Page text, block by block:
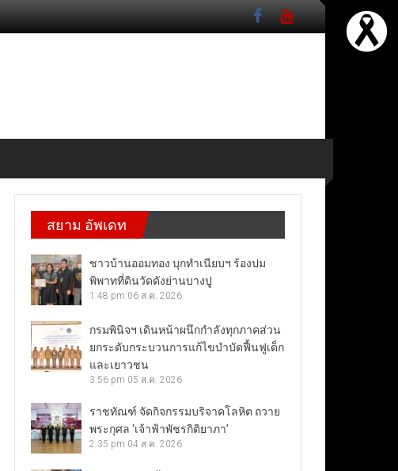
สยาม อัพเดท
ชาวบ้านออมทอง บุกทำเนียบฯ ร้องปม
พิพาทที่ดินวัดดังย่านบางปู
1:48 pm 06 ส.ค. 2026
กรมพินิจฯ เดินหน้าผนึกกำลังทุกภาคส่วน
ยกระดับกระบวนการแก้ไขบำบัดฟื้นฟูเด็ก
และเยาวชน
3:56 pm 05 ส.ค. 2026
ราชทัณฑ์ จัดกิจกรรมบริจาคโลหิต ถวาย
พระกุศล ‘เจ้าฟ้าพัชรกิติยาภา’
2:35 pm 04 ส.ค. 2026